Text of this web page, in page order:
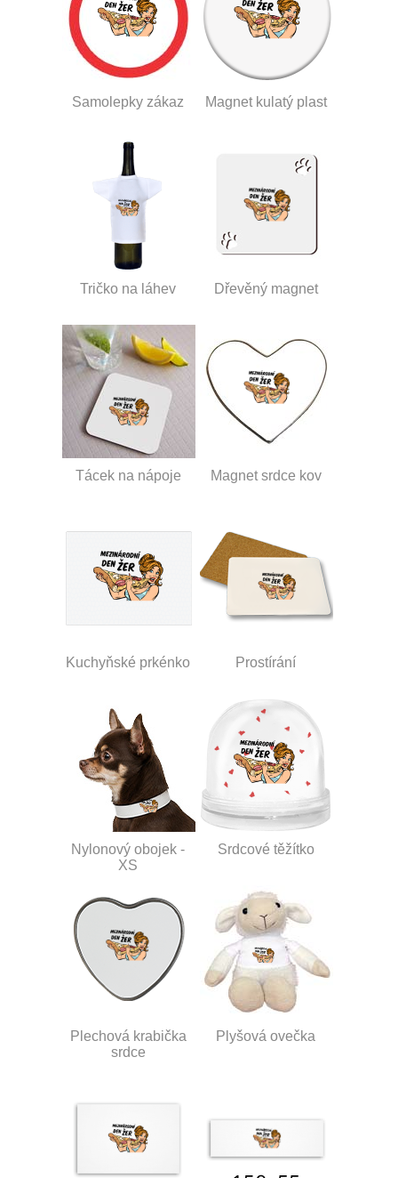
Samolepky zákaz Magnet kulatý plast
Tričko na láhev Dřevěný magnet
Tácek na nápoje Magnet srdce kov
Kuchyňské prkénko Prostírání
Nylonový obojek -
XS
Srdcové těžítko
Plechová krabička
srdce
Plyšová ovečka